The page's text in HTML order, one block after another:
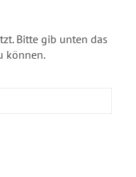
Bitte gib unten das
können.